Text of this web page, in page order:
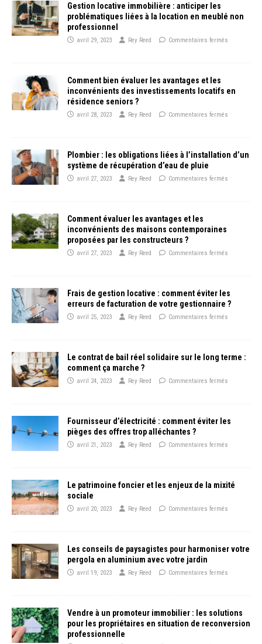
Gestion locative immobilière : anticiper les
problématiques liées à la location en meublé non
professionnel
avril 29, 2023 Rey Reed Commentaires fermés
Comment bien évaluer les avantages et les
inconvénients des investissements locatifs en
résidence seniors ?
avril 28, 2023 Rey Reed Commentaires fermés
Plombier : les obligations liées à l’installation d’un
système de récupération d’eau de pluie
avril 27, 2023 Rey Reed Commentaires fermés
Comment évaluer les avantages et les
inconvénients des maisons contemporaines
proposées par les constructeurs ?
avril 27, 2023 Rey Reed Commentaires fermés
Frais de gestion locative : comment éviter les
erreurs de facturation de votre gestionnaire ?
avril 25, 2023 Rey Reed Commentaires fermés
Le contrat de bail réel solidaire sur le long terme :
comment ça marche ?
avril 24, 2023 Rey Reed Commentaires fermés
Fournisseur d’électricité : comment éviter les
pièges des offres trop alléchantes ?
avril 21, 2023 Rey Reed Commentaires fermés
Le patrimoine foncier et les enjeux de la mixité
sociale
avril 20, 2023 Rey Reed Commentaires fermés
Les conseils de paysagistes pour harmoniser votre
pergola en aluminium avec votre jardin
avril 19, 2023 Rey Reed Commentaires fermés
Vendre à un promoteur immobilier : les solutions
pour les propriétaires en situation de reconversion
professionnelle